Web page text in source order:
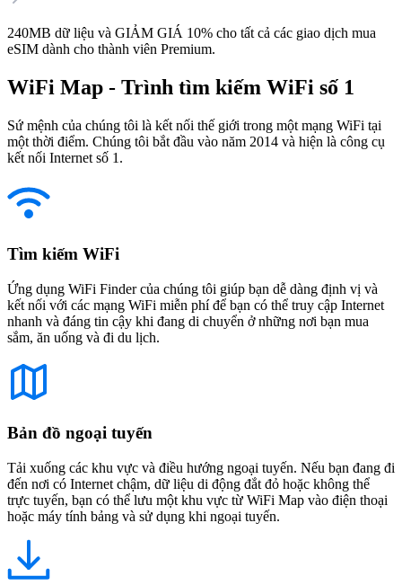
240MB dữ liệu và GIẢM GIÁ 10% cho tất cả các giao dịch mua
eSIM dành cho thành viên Premium.
WiFi Map - Trình tìm kiếm WiFi số 1
Sứ mệnh của chúng tôi là kết nối thế giới trong một mạng WiFi tại
một thời điểm. Chúng tôi bắt đầu vào năm 2014 và hiện là công cụ
kết nối Internet số 1.
Tìm kiếm WiFi
Ứng dụng WiFi Finder của chúng tôi giúp bạn dễ dàng định vị và
kết nối với các mạng WiFi miễn phí để bạn có thể truy cập Internet
nhanh và đáng tin cậy khi đang di chuyển ở những nơi bạn mua
sắm, ăn uống và đi du lịch.
Bản đồ ngoại tuyến
Tải xuống các khu vực và điều hướng ngoại tuyến. Nếu bạn đang đi
đến nơi có Internet chậm, dữ liệu di động đắt đỏ hoặc không thể
trực tuyến, bạn có thể lưu một khu vực từ WiFi Map vào điện thoại
hoặc máy tính bảng và sử dụng khi ngoại tuyến.